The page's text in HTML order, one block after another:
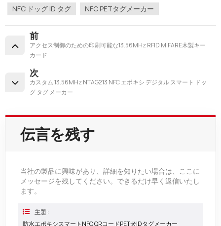
NFC ドッグ ID タグ
NFC PETタグメーカー
前
アクセス制御のための印刷可能な13.56MHz RFID MIFARE木製キー
カード
次
カスタム 13.56MHz NTAG213 NFC エポキシ デジタル スマート ドッ
グ タグ メーカー
伝言を残す
当社の製品に興味があり、詳細を知りたい場合は、ここに
メッセージを残してください。できるだけ早く返信いたし
ます。
主題 :
防水エポキシスマートNFC QRコードPET犬IDタグメーカー